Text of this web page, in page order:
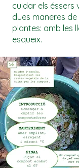
cuidar els éssers
dues maneres
plantes: amb les
esqueix.